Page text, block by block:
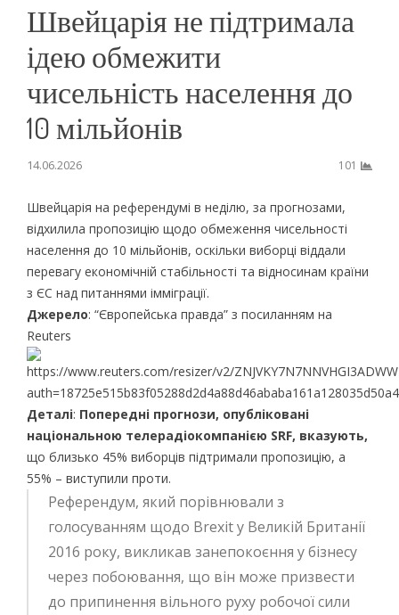
Швейцарія не підтримала
ідею обмежити
чисельність населення до
10 мільйонів
14.06.2026 101
Швейцарія на референдумі в неділю, за прогнозами,
відхилила пропозицію щодо обмеження чисельності
населення до 10 мільйонів, оскільки виборці віддали
перевагу економічній стабільності та відносинам країни
з ЄС над питаннями імміграції.
Джерело: “Європейська правда” з посиланням на
Reuters
Деталі: Попередні прогнози, опубліковані
національною телерадіокомпанією SRF, вказують,
що близько 45% виборців підтримали пропозицію, а
55% – виступили проти.
Референдум, який порівнювали з
голосуванням щодо Brexit у Великій Британії
2016 року, викликав занепокоєння у бізнесу
через побоювання, що він може призвести
до припинення вільного руху робочої сили